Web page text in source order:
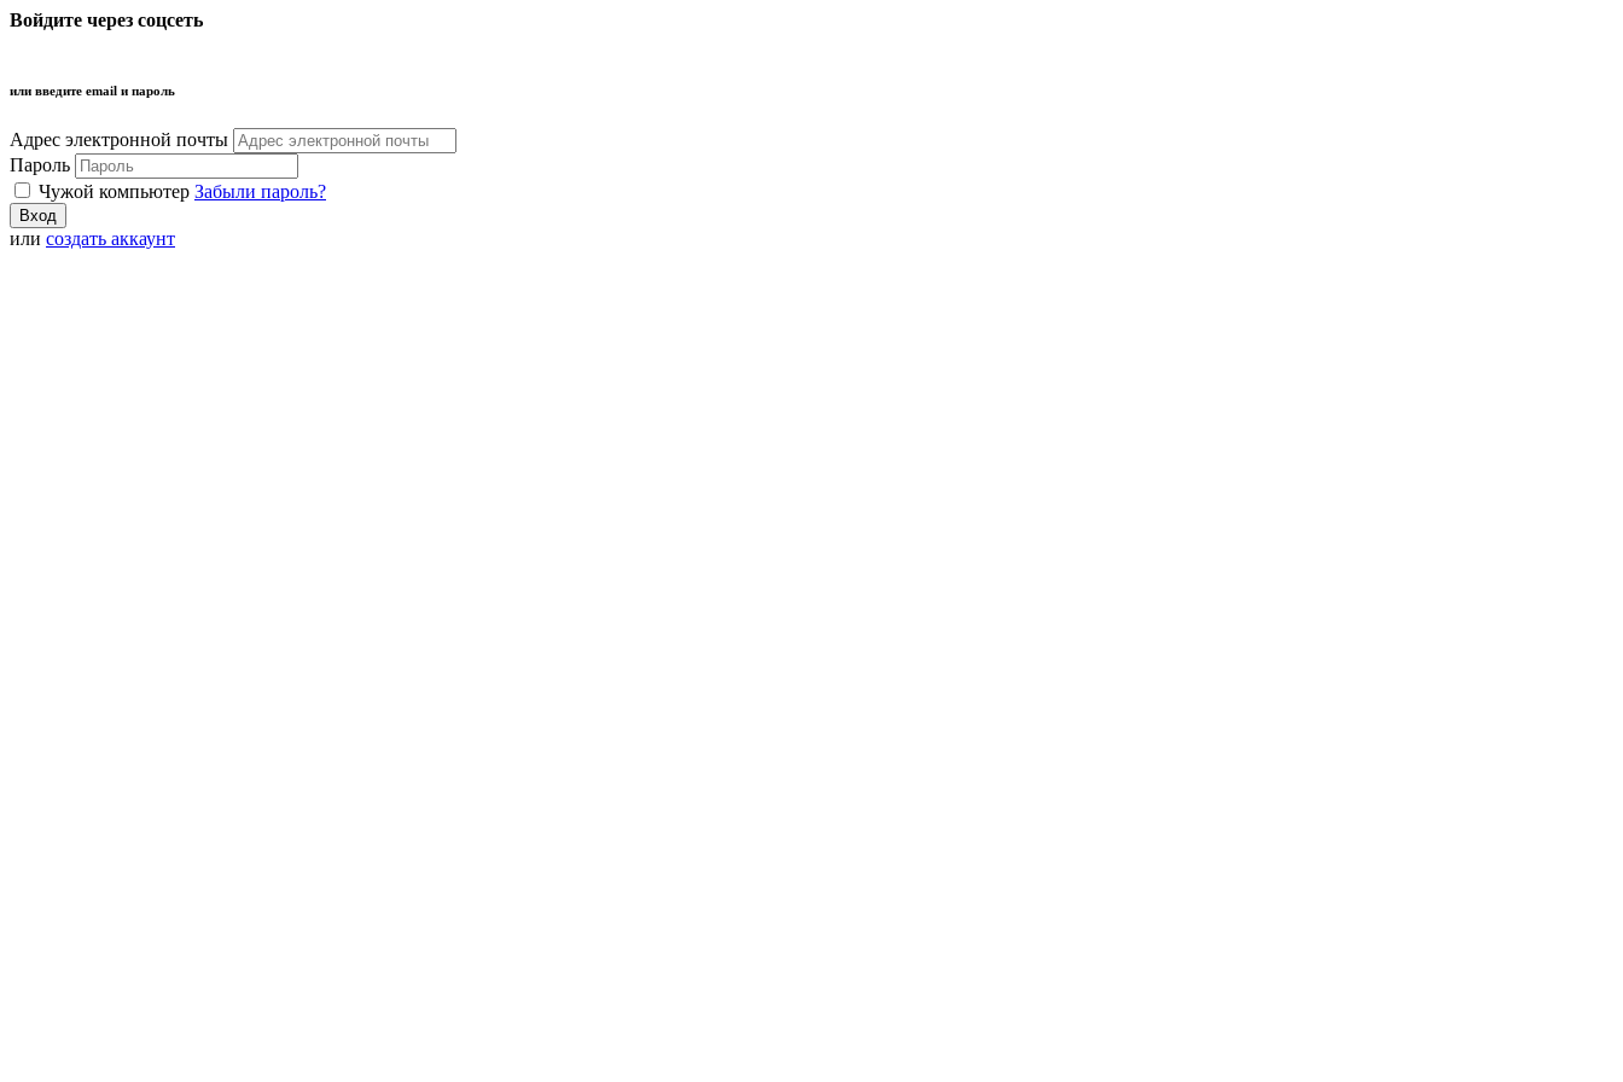
Войдите через соцсеть
или введите email и пароль
Адрес электронной почты
Пароль
Чужой компьютер Забыли пароль?
или создать аккаунт